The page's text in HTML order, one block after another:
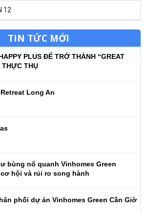
12
TIN TỨC MỚI
PLUS ĐỂ TRỞ THÀNH “GREAT
THỰC THỤ
Long An
bùng nổ quanh Vinhomes Green
cơ hội và rủi ro song hành
phối dự án Vinhomes Green Cần Giờ